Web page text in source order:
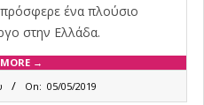
ένα πλούσιο
στην Ελλάδα.
→
On: 05/05/2019